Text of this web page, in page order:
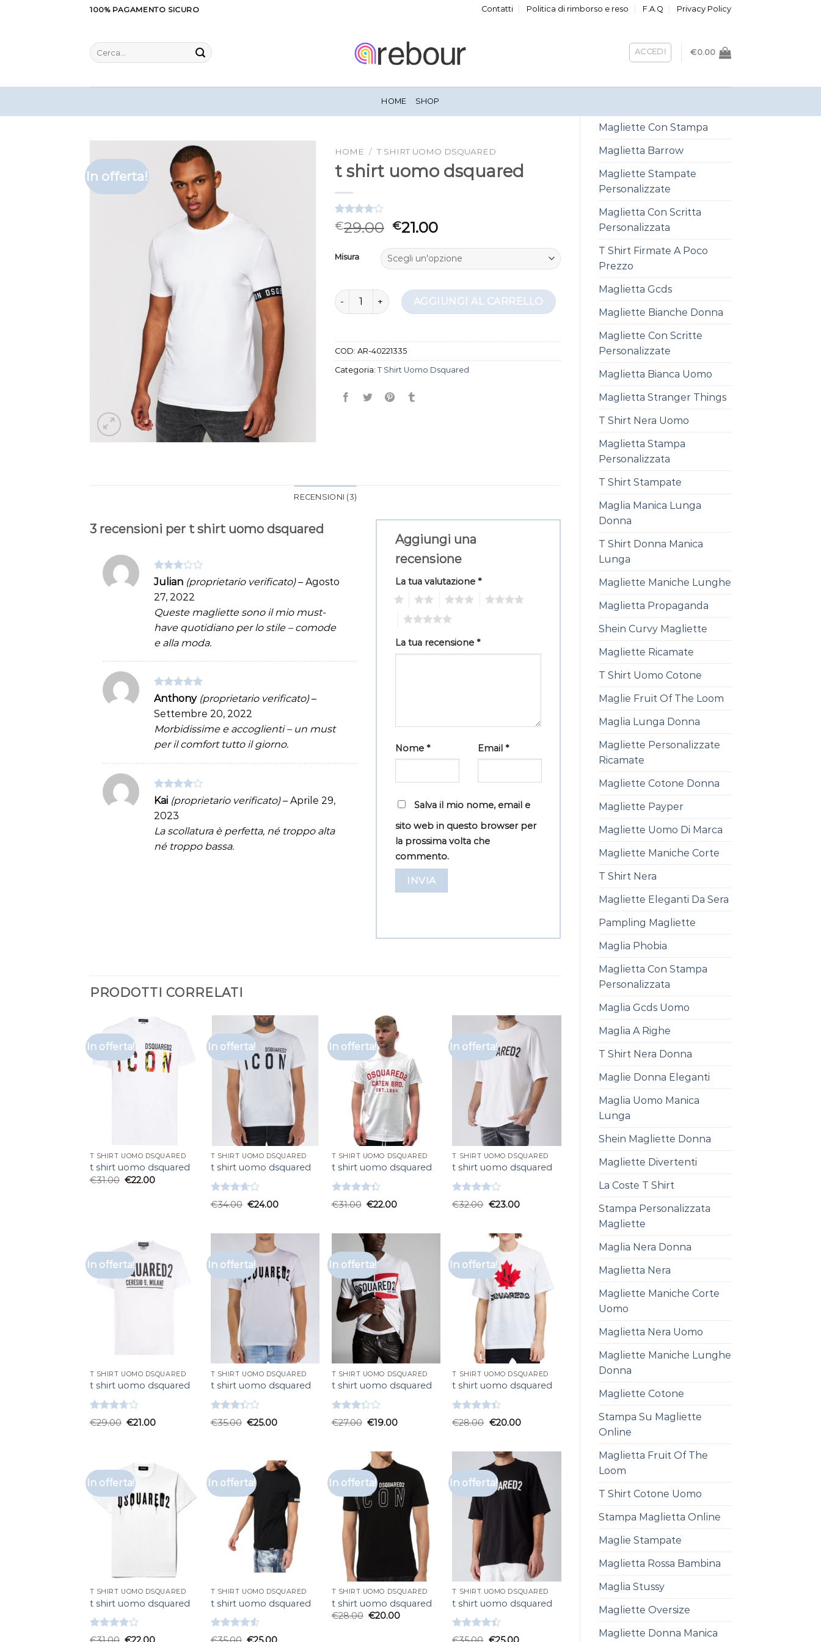
100% PAGAMENTO SICURO Contatti Politica di rimborso e reso F.A.Q Privacy Policy
Cerca: ACCEDI €0.00
HOME SHOP
Magliette Con Stampa
Maglietta Barrow
Magliette Stampate
Personalizzate
Maglietta Con Scritta
Personalizzata
T Shirt Firmate A Poco
Prezzo
Maglietta Gcds
Magliette Bianche Donna
Magliette Con Scritte
Personalizzate
Maglietta Bianca Uomo
Maglietta Stranger Things
T Shirt Nera Uomo
Maglietta Stampa
Personalizzata
T Shirt Stampate
Maglia Manica Lunga
Donna
T Shirt Donna Manica
Lunga
Magliette Maniche Lunghe
Maglietta Propaganda
Shein Curvy Magliette
Magliette Ricamate
T Shirt Uomo Cotone
Maglie Fruit Of The Loom
Maglia Lunga Donna
Magliette Personalizzate
Ricamate
Magliette Cotone Donna
Magliette Payper
Magliette Uomo Di Marca
Magliette Maniche Corte
T Shirt Nera
Magliette Eleganti Da Sera
Pampling Magliette
Maglia Phobia
Maglietta Con Stampa
Personalizzata
Maglia Gcds Uomo
Maglia A Righe
T Shirt Nera Donna
Maglie Donna Eleganti
Maglia Uomo Manica
Lunga
Shein Magliette Donna
Magliette Divertenti
La Coste T Shirt
Stampa Personalizzata
Magliette
Maglia Nera Donna
Maglietta Nera
Magliette Maniche Corte
Uomo
Maglietta Nera Uomo
Magliette Maniche Lunghe
Donna
Magliette Cotone
Stampa Su Magliette
Online
Maglietta Fruit Of The
Loom
T Shirt Cotone Uomo
Stampa Maglietta Online
Maglie Stampate
Maglietta Rossa Bambina
Maglia Stussy
Magliette Oversize
Magliette Donna Manica
In offerta!
HOME / T SHIRT UOMO DSQUARED
t shirt uomo dsquared
Valutato
4.00su
base di
3
recensioni
€29.00 €21.00
Misura
t shirt uomo dsquared quantitàAGGIUNGI AL CARRELLO
COD: AR-40221335
Categoria: T Shirt Uomo Dsquared
RECENSIONI (3)
3 recensioni per t shirt uomo dsquared
Valutato
3 su 5
Julian (proprietario verificato) – Agosto
27, 2022
Queste magliette sono il mio must-
have quotidiano per lo stile – comode
e alla moda.
Valutato5
Anthony (proprietario verificato) –
Settembre 20, 2022
Morbidissime e accoglienti – un must
per il comfort tutto il giorno.
Valutato
su 5
Kai (proprietario verificato) – Aprile 29,
2023
La scollatura è perfetta, né troppo alta
né troppo bassa.
Aggiungi una
recensione
La tua valutazione *
La tua recensione *
Nome * Email *
Salva il mio nome, email e
sito web in questo browser per
la prossima volta che
commento.
PRODOTTI CORRELATI
In offerta!
T SHIRT UOMO DSQUARED
t shirt uomo dsquared
€31.00 €22.00
In offerta!
T SHIRT UOMO DSQUARED
t shirt uomo dsquared
Valutato
3.67su
€34.00 €24.00
In offerta!
T SHIRT UOMO DSQUARED
t shirt uomo dsquared
Valutato
4.33su 5
€31.00 €22.00
In offerta!
T SHIRT UOMO DSQUARED
t shirt uomo dsquared
Valutato
4.00su
€32.00 €23.00
In offerta!
T SHIRT UOMO DSQUARED
t shirt uomo dsquared
Valutato
3.67 su
€29.00 €21.00
In offerta!
T SHIRT UOMO DSQUARED
t shirt uomo dsquared
Valutato
3.33su
€35.00 €25.00
In offerta!
T SHIRT UOMO DSQUARED
t shirt uomo dsquared
Valutato
3.33 su
€27.00 €19.00
In offerta!
T SHIRT UOMO DSQUARED
t shirt uomo dsquared
Valutato
4.33su 5
€28.00 €20.00
In offerta!
T SHIRT UOMO DSQUARED
t shirt uomo dsquared
Valutato
In offerta!
T SHIRT UOMO DSQUARED
t shirt uomo dsquared
Valutato
In offerta!
T SHIRT UOMO DSQUARED
t shirt uomo dsquared
€28.00 €20.00
In offerta!
T SHIRT UOMO DSQUARED
t shirt uomo dsquared
Valutato